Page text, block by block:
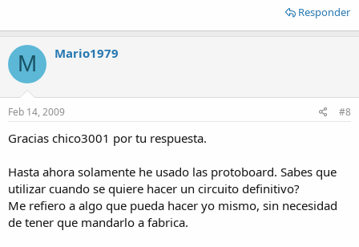
Responder
M Mario1979
Feb 14, 2009 #8
Gracias chico3001 por tu respuesta.
Hasta ahora solamente he usado las protoboard. Sabes que
utilizar cuando se quiere hacer un circuito definitivo?
Me refiero a algo que pueda hacer yo mismo, sin necesidad
de tener que mandarlo a fabrica.